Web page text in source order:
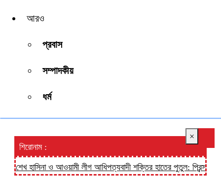
আরও
প্রবাস
সম্পাদকীয়
ধর্ম
শিরোনাম :
হাসিনা ও আওয়ামী লীগ আধিপত্যবাদী শক্তির হাতের পুতুল: প্রিন্স
×